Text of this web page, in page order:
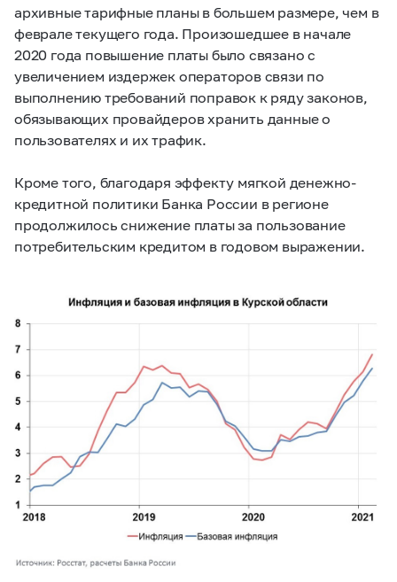
архивные тарифные планы в большем размере, чем в
феврале текущего года. Произошедшее в начале
2020 года повышение платы было связано с
увеличением издержек операторов связи по
выполнению требований поправок к ряду законов,
обязывающих провайдеров хранить данные о
пользователях и их трафик.
Кроме того, благодаря эффекту мягкой денежно-
кредитной политики Банка России в регионе
продолжилось снижение платы за пользование
потребительским кредитом в годовом выражении.